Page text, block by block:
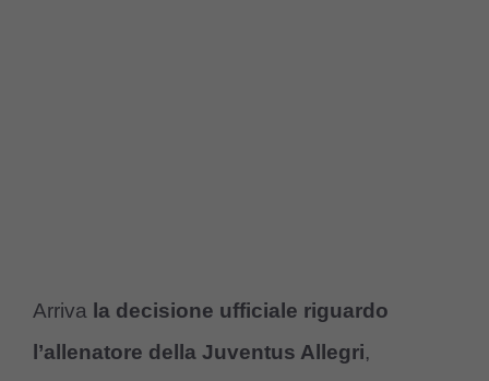
Arriva la decisione ufficiale riguardo
l’allenatore della Juventus Allegri,